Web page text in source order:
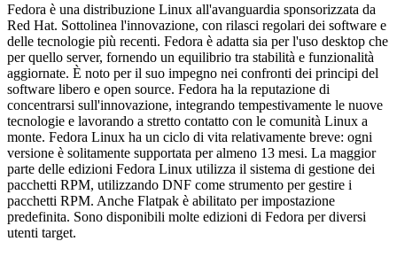
Fedora è una distribuzione Linux all'avanguardia sponsorizzata da
Red Hat. Sottolinea l'innovazione, con rilasci regolari dei software e
delle tecnologie più recenti. Fedora è adatta sia per l'uso desktop che
per quello server, fornendo un equilibrio tra stabilità e funzionalità
aggiornate. È noto per il suo impegno nei confronti dei principi del
software libero e open source. Fedora ha la reputazione di
concentrarsi sull'innovazione, integrando tempestivamente le nuove
tecnologie e lavorando a stretto contatto con le comunità Linux a
monte. Fedora Linux ha un ciclo di vita relativamente breve: ogni
versione è solitamente supportata per almeno 13 mesi. La maggior
parte delle edizioni Fedora Linux utilizza il sistema di gestione dei
pacchetti RPM, utilizzando DNF come strumento per gestire i
pacchetti RPM. Anche Flatpak è abilitato per impostazione
predefinita. Sono disponibili molte edizioni di Fedora per diversi
utenti target.